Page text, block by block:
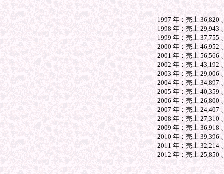
1997 年：売上 36,820
1998 年：売上 29,943
1999 年：売上 37,755
2000 年：売上 46,952
2001 年：売上 56,566
2002 年：売上 43,192
2003 年：売上 29,006
2004 年：売上 34,897
2005 年：売上 40,359
2006 年：売上 26,800
2007 年：売上 24,407
2008 年：売上 27,310
2009 年：売上 36,918
2010 年：売上 39,396
2011 年：売上 32,214
2012 年：売上